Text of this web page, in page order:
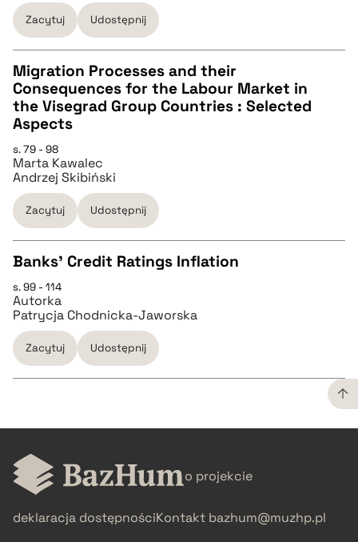
BIBTEX
pobierz cytat
Zacytuj Udostępnij
CZYSTY TEKST
pobierz cytat
BIBTEX
pobierz cytat
Migration Processes and their
Consequences for the Labour Market in
the Visegrad Group Countries : Selected
Aspects
s. 79 - 98
Marta Kawalec
Andrzej Skibiński
Zacytuj Udostępnij
CZYSTY TEKST
pobierz cytat
pobierz cytat
Banks’ Credit Ratings Inflation
s. 99 - 114
Autorka
Patrycja Chodnicka-Jaworska
Zacytuj Udostępnij
CZYSTY TEKST
pobierz cytat
BIBTEX
o projekcie
deklaracja dostępnościKontakt bazhum@muzhp.pl